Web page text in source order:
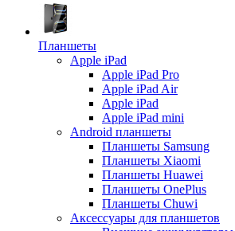
Планшеты
Apple iPad
Apple iPad Pro
Apple iPad Air
Apple iPad
Apple iPad mini
Android планшеты
Планшеты Samsung
Планшеты Xiaomi
Планшеты Huawei
Планшеты OnePlus
Планшеты Chuwi
Аксессуары для планшетов